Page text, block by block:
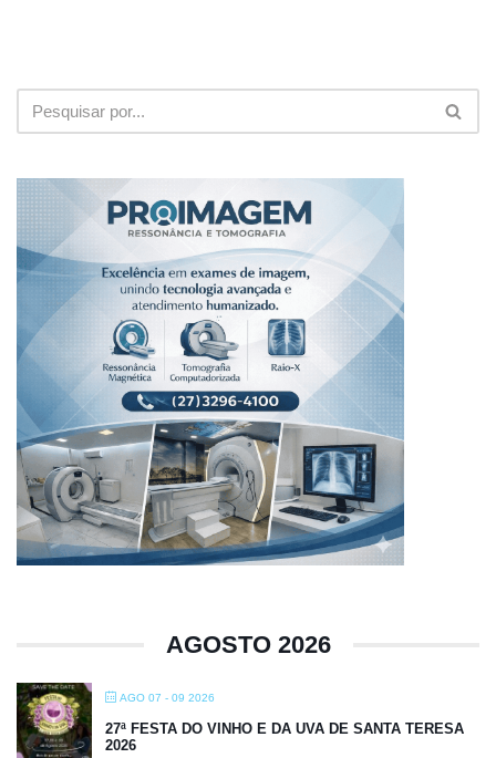
AGOSTO 2026
AGO 07 - 09 2026
27ª FESTA DO VINHO E DA UVA DE SANTA TERESA
2026